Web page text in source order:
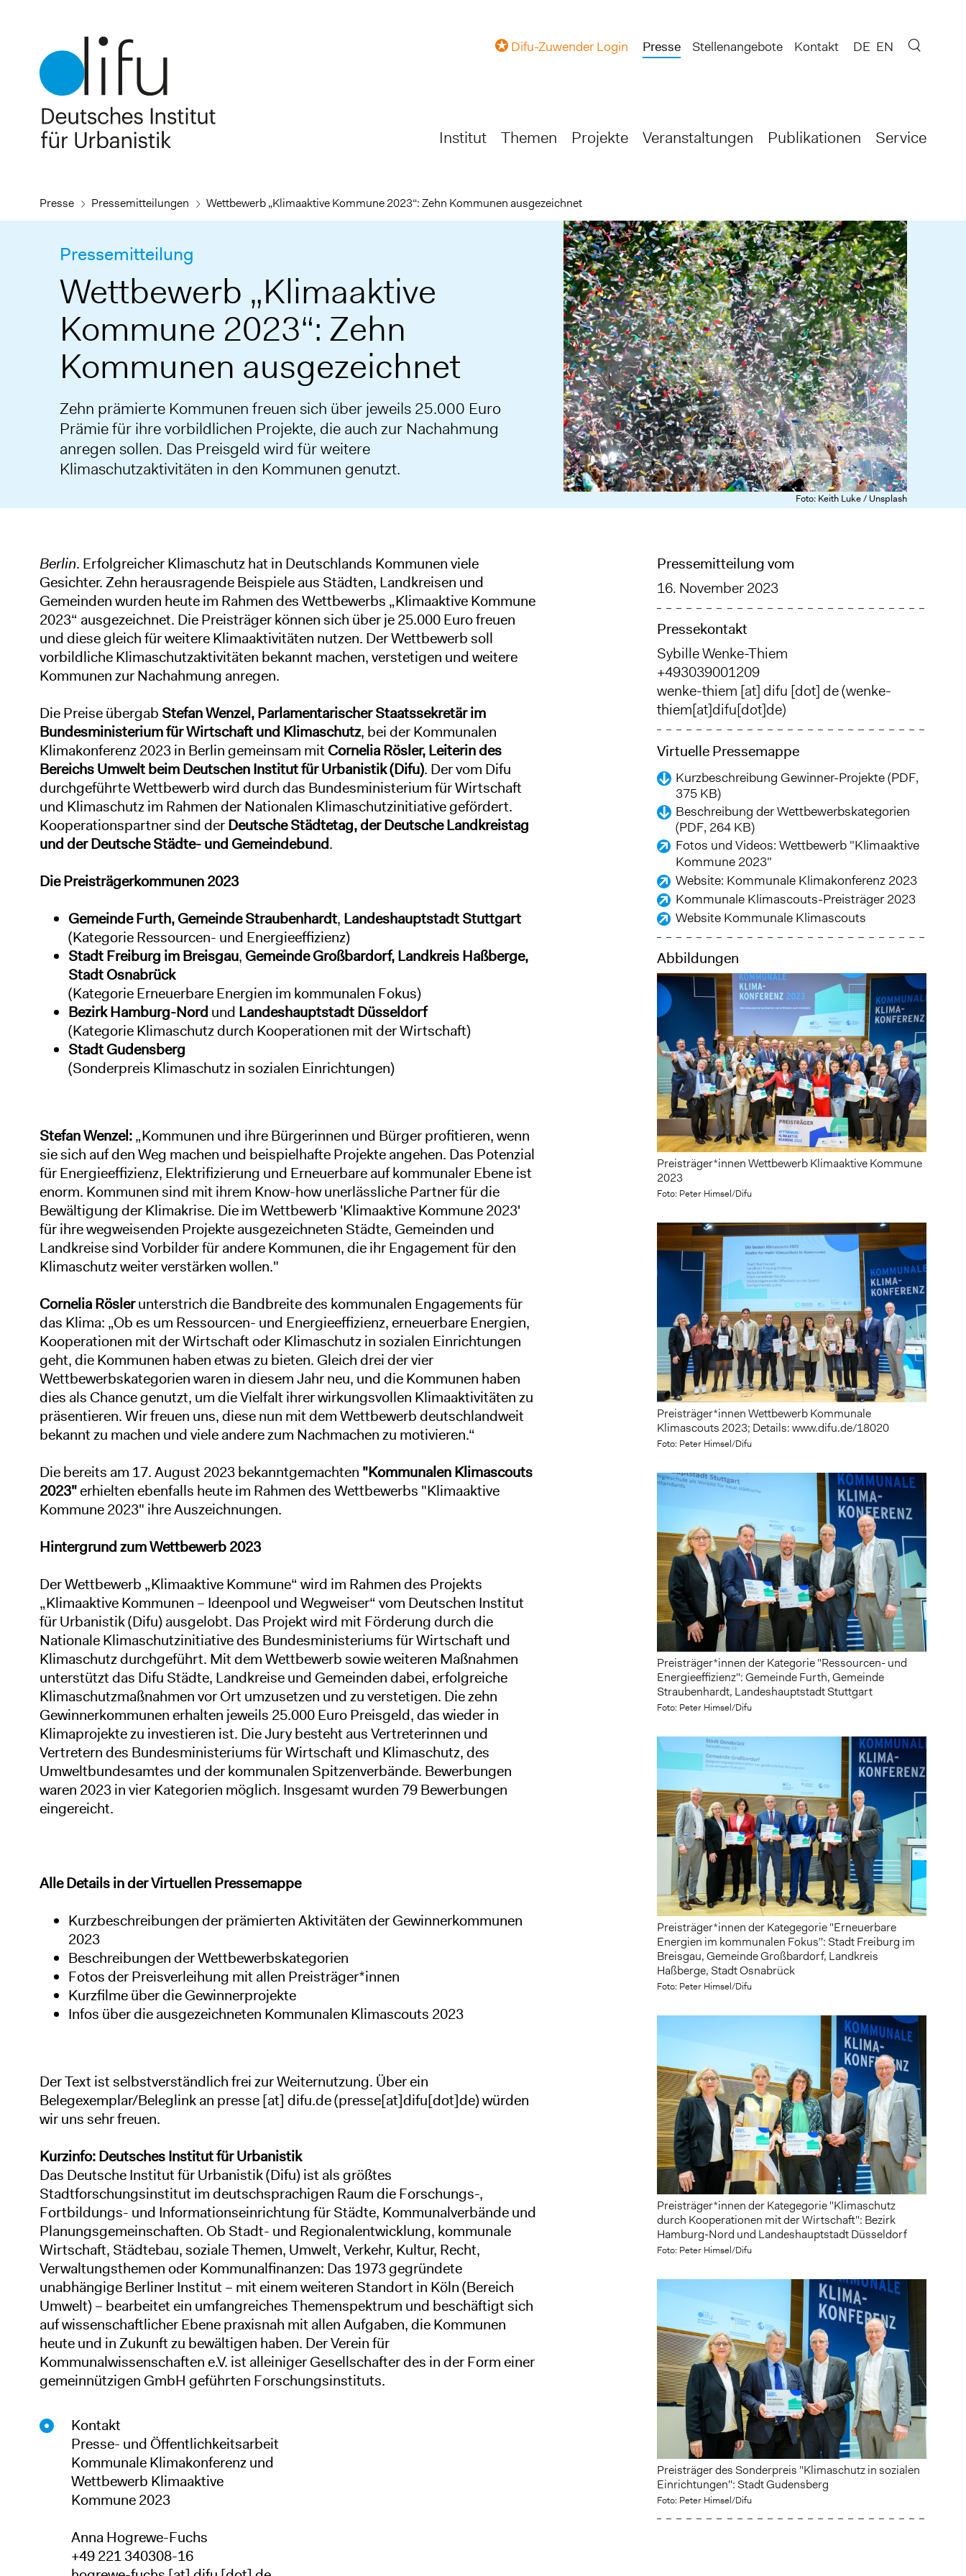
Institut Themen Projekte Veranstaltungen Publikationen Service
Difu-Zuwender Login Presse Stellenangebote Kontakt DE EN
Presse Pressemitteilungen Wettbewerb „Klimaaktive Kommune 2023“: Zehn Kommunen ausgezeichnet
Foto: Keith Luke / Unsplash
Pressemitteilung
Wettbewerb „Klimaaktive
Kommune 2023“: Zehn
Kommunen ausgezeichnet
Zehn prämierte Kommunen freuen sich über jeweils 25.000 Euro
Prämie für ihre vorbildlichen Projekte, die auch zur Nachahmung
anregen sollen. Das Preisgeld wird für weitere
Klimaschutzaktivitäten in den Kommunen genutzt.
Berlin. Erfolgreicher Klimaschutz hat in Deutschlands Kommunen viele
Gesichter. Zehn herausragende Beispiele aus Städten, Landkreisen und
Gemeinden wurden heute im Rahmen des Wettbewerbs „Klimaaktive Kommune
2023“ ausgezeichnet. Die Preisträger können sich über je 25.000 Euro freuen
und diese gleich für weitere Klimaaktivitäten nutzen. Der Wettbewerb soll
vorbildliche Klimaschutzaktivitäten bekannt machen, verstetigen und weitere
Kommunen zur Nachahmung anregen.
Die Preise übergab Stefan Wenzel, Parlamentarischer Staatssekretär im
Bundesministerium für Wirtschaft und Klimaschutz, bei der Kommunalen
Klimakonferenz 2023 in Berlin gemeinsam mitCornelia Rösler, Leiterin des
Bereichs Umwelt beim Deutschen Institut für Urbanistik (Difu). Der vom Difu
durchgeführte Wettbewerb wird durch das Bundesministerium für Wirtschaft
und Klimaschutz im Rahmen der Nationalen Klimaschutzinitiative gefördert.
Kooperationspartner sind derDeutsche Städtetag, der Deutsche Landkreistag
und der Deutsche Städte- und Gemeindebund.
Die Preisträgerkommunen 2023
Gemeinde Furth,Gemeinde Straubenhardt, Landeshauptstadt Stuttgart
(Kategorie Ressourcen- und Energieeffizienz)
Stadt Freiburg im Breisgau,Gemeinde Großbardorf, Landkreis Haßberge,
Stadt Osnabrück
(Kategorie Erneuerbare Energien im kommunalen Fokus)
Bezirk Hamburg-Nord und Landeshauptstadt Düsseldorf
(Kategorie Klimaschutz durch Kooperationen mit der Wirtschaft)
Stadt Gudensberg
(Sonderpreis Klimaschutz in sozialen Einrichtungen)
Stefan Wenzel:„Kommunen und ihre Bürgerinnen und Bürger profitieren, wenn
sie sich auf den Weg machen und beispielhafte Projekte angehen. Das Potenzial
für Energieeffizienz, Elektrifizierung und Erneuerbare auf kommunaler Ebene ist
enorm. Kommunen sind mit ihrem Know-how unerlässliche Partner für die
Bewältigung der Klimakrise. Die im Wettbewerb 'Klimaaktive Kommune 2023'
für ihre wegweisenden Projekte ausgezeichneten Städte, Gemeinden und
Landkreise sind Vorbilder für andere Kommunen, die ihr Engagement für den
Klimaschutz weiter verstärken wollen."
Cornelia Röslerunterstrich die Bandbreite des kommunalen Engagements für
das Klima: „Ob es um Ressourcen- und Energieeffizienz, erneuerbare Energien,
Kooperationen mit der Wirtschaft oder Klimaschutz in sozialen Einrichtungen
geht, die Kommunen haben etwas zu bieten. Gleich drei der vier
Wettbewerbskategorien waren in diesem Jahr neu, und die Kommunen haben
dies als Chance genutzt, um die Vielfalt ihrer wirkungsvollen Klimaaktivitäten zu
präsentieren. Wir freuen uns, diese nun mit dem Wettbewerb deutschlandweit
bekannt zu machen und viele andere zum Nachmachen zu motivieren.“
Die bereits am 17. August 2023 bekanntgemachten "Kommunalen Klimascouts
2023"erhielten ebenfalls heute im Rahmen des Wettbewerbs "Klimaaktive
Kommune 2023" ihre Auszeichnungen.
Hintergrund zum Wettbewerb 2023
Der Wettbewerb „Klimaaktive Kommune“ wird im Rahmen des Projekts
„Klimaaktive Kommunen – Ideenpool und Wegweiser“ vom Deutschen Institut
für Urbanistik (Difu) ausgelobt. Das Projekt wird mit Förderung durch die
Nationale Klimaschutzinitiative des Bundesministeriums für Wirtschaft und
Klimaschutz durchgeführt. Mit dem Wettbewerb sowie weiteren Maßnahmen
unterstützt das Difu Städte, Landkreise und Gemeinden dabei, erfolgreiche
Klimaschutzmaßnahmen vor Ort umzusetzen und zu verstetigen. Die zehn
Gewinnerkommunen erhalten jeweils 25.000 Euro Preisgeld, das wieder in
Klimaprojekte zu investieren ist. Die Jury besteht aus Vertreterinnen und
Vertretern des Bundesministeriums für Wirtschaft und Klimaschutz, des
Umweltbundesamtes und der kommunalen Spitzenverbände. Bewerbungen
waren 2023 in vier Kategorien möglich. Insgesamt wurden 79 Bewerbungen
eingereicht.
Alle Details in der Virtuellen Pressemappe
Kurzbeschreibungen der prämierten Aktivitäten der Gewinnerkommunen
2023
Beschreibungen der Wettbewerbskategorien
Fotos der Preisverleihung mit allen Preisträger*innen
Kurzfilme über die Gewinnerprojekte
Infos über die ausgezeichneten Kommunalen Klimascouts 2023
Der Text ist selbstverständlich frei zur Weiternutzung. Über ein
Belegexemplar/Beleglink an presse[at] difu.de(presse[at]difu[dot]de)würden
wir uns sehr freuen.
Kurzinfo: Deutsches Institut für Urbanistik
Das Deutsche Institut für Urbanistik (Difu) ist als größtes
Stadtforschungsinstitut im deutschsprachigen Raum die Forschungs-,
Fortbildungs- und Informationseinrichtung für Städte, Kommunalverbände und
Planungsgemeinschaften. Ob Stadt- und Regionalentwicklung, kommunale
Wirtschaft, Städtebau, soziale Themen, Umwelt, Verkehr, Kultur, Recht,
Verwaltungsthemen oder Kommunalfinanzen: Das 1973 gegründete
unabhängige Berliner Institut – mit einem weiteren Standort in Köln (Bereich
Umwelt) – bearbeitet ein umfangreiches Themenspektrum und beschäftigt sich
auf wissenschaftlicher Ebene praxisnah mit allen Aufgaben, die Kommunen
heute und in Zukunft zu bewältigen haben. Der Verein für
Kommunalwissenschaften e.V. ist alleiniger Gesellschafter des in der Form einer
gemeinnützigen GmbH geführten Forschungsinstituts.
Kontakt
Presse- und Öffentlichkeitsarbeit
Kommunale Klimakonferenz und
Wettbewerb Klimaaktive
Kommune 2023
Anna Hogrewe-Fuchs
+49 221 340308-16
Pressemitteilung vom
16. November 2023
Pressekontakt
Sybille Wenke-Thiem
+493039001209
wenke-thiem [at]difu [dot]de(wenke-
thiem[at]difu[dot]de)
Virtuelle Pressemappe
Kurzbeschreibung Gewinner-Projekte (PDF,
375 KB)
Beschreibung der Wettbewerbskategorien
(PDF, 264 KB)
Fotos und Videos: Wettbewerb "Klimaaktive
Kommune 2023"
Website: Kommunale Klimakonferenz 2023
Kommunale Klimascouts-Preisträger 2023
Website Kommunale Klimascouts
Abbildungen
Preisträger*innen Wettbewerb Klimaaktive Kommune
2023
Foto: Peter Himsel/Difu
Preisträger*innen Wettbewerb Kommunale
Klimascouts 2023; Details: www.difu.de/18020
Foto: Peter Himsel/Difu
Preisträger*innen der Kategorie "Ressourcen- und
Energieeffizienz": Gemeinde Furth, Gemeinde
Straubenhardt, Landeshauptstadt Stuttgart
Foto: Peter Himsel/Difu
Preisträger*innen der Kategegorie "Erneuerbare
Energien im kommunalen Fokus": Stadt Freiburg im
Breisgau, Gemeinde Großbardorf, Landkreis
Haßberge, Stadt Osnabrück
Foto: Peter Himsel/Difu
Preisträger*innen der Kategegorie "Klimaschutz
durch Kooperationen mit der Wirtschaft": Bezirk
Hamburg-Nord und Landeshauptstadt Düsseldorf
Foto: Peter Himsel/Difu
Preisträger des Sonderpreis "Klimaschutz in sozialen
Einrichtungen": Stadt Gudensberg
Foto: Peter Himsel/Difu